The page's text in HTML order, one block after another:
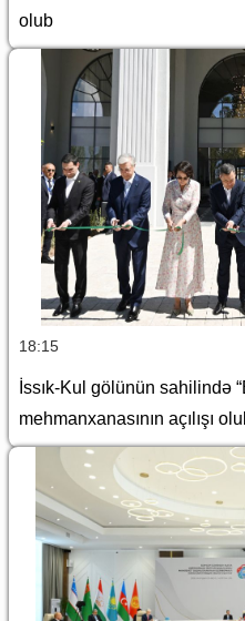
olub
18:15
İssık-Kul gölünün sahilində
mehmanxanasının açılışı